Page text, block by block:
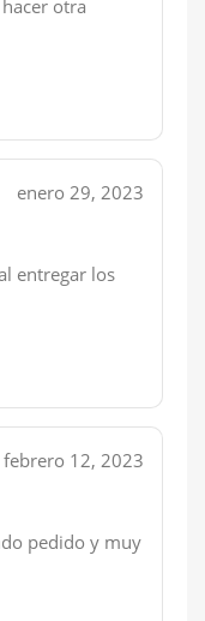
otra
enero 29, 2023
entregar los
febrero 12, 2023
pedido y muy